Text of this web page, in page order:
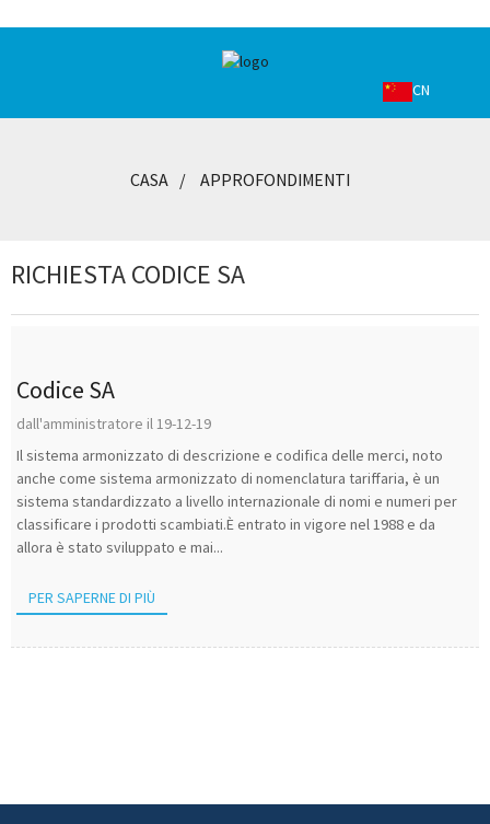
CN
CASA APPROFONDIMENTI
RICHIESTA CODICE SA
Codice SA
dall'amministratore il 19-12-19
Il sistema armonizzato di descrizione e codifica delle merci, noto
anche come sistema armonizzato di nomenclatura tariffaria, è un
sistema standardizzato a livello internazionale di nomi e numeri per
classificare i prodotti scambiati.È entrato in vigore nel 1988 e da
allora è stato sviluppato e mai...
PER SAPERNE DI PIÙ